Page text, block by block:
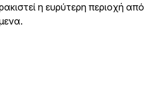
η ευρύτερη περιοχή από